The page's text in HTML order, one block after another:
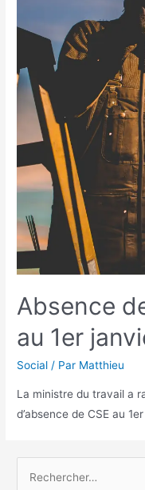
Absence
au 1er
Social / Par Matthieu
La ministre du travail a
d’absence de CSE au